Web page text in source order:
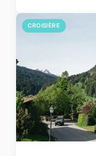
CROISIÈRE